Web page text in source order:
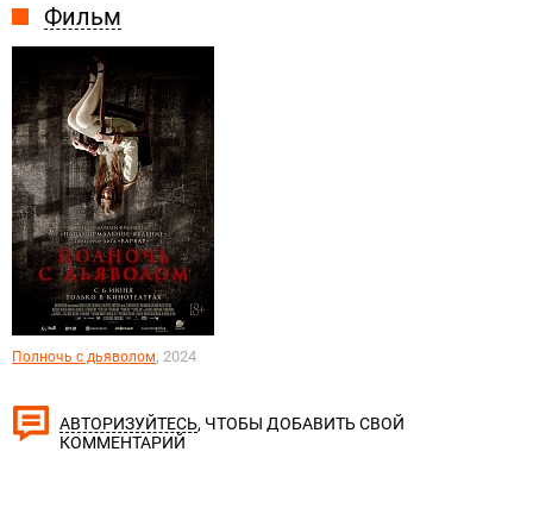
Фильм
Полночь с дьяволом, 2024
АВТОРИЗУЙТЕСЬ, ЧТОБЫ ДОБАВИТЬ СВОЙ
КОММЕНТАРИЙ